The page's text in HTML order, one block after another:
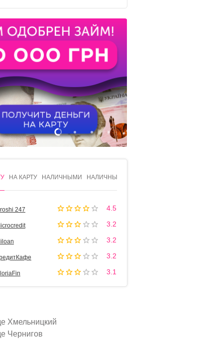
1 2 3 4
НА КАРТУ НАЛИЧНЫМИ НАЛИЧНЫМИ
247 4.5
3.2
3.2
3.2
3.1
Хмельницкий
Чернигов